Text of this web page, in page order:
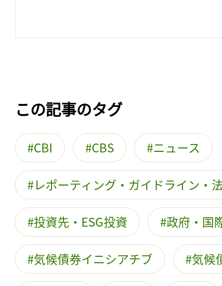
この記事のタグ
CBI CBS ニュース
レポーティング・ガイドライン・
投資先・ESG投資 政府・国
気候債券イニシアチブ 気候